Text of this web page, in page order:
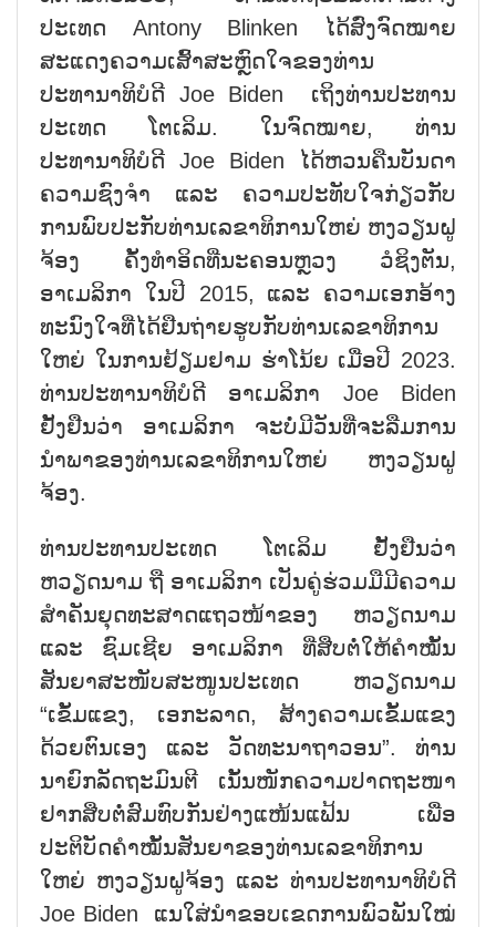
ປະເທດ Antony Blinken ໄດ້ສົ່ງຈົດໝາຍ
ສະແດງຄວາມເສົ້າສະຫຼົດໃຈຂອງທ່ານ
ປະທານາທິບໍດີ Joe Biden ເຖິງທ່ານປະທານ
ປະເທດ ໂຕເລິມ. ໃນຈົດໝາຍ, ທ່ານ
ປະທານາທິບໍດີ Joe Biden ໄດ້ຫວນຄືນບັນດາ
ຄວາມຊົງຈຳ ແລະ ຄວາມປະທັບໃຈກ່ຽວກັບ
ການພົບປະກັບທ່ານເລຂາທິການໃຫຍ່ ຫງວຽນຝູ
ຈ້ອງ ຄັ້ງທຳອິດທີ່ນະຄອນຫຼວງ ວໍຊິງຕັນ,
ອາເມລິກາ ໃນປີ 2015, ແລະ ຄວາມເອກອ້າງ
ທະນົງໃຈທີ່ໄດ້ຢືນຖ່າຍຮູບກັບທ່ານເລຂາທິການ
ໃຫຍ່ ໃນການຢ້ຽມຢາມ ຮ່າໂນ້ຍ ເມື່ອປີ 2023.
ທ່ານປະທານາທິບໍດີ ອາເມລິກາ Joe Biden
ຢັ້ງຢືນວ່າ ອາເມລິກາ ຈະບໍ່ມີວັນທີ່ຈະລືມການ
ນຳພາຂອງທ່ານເລຂາທິການໃຫຍ່ ຫງວຽນຝູ
ຈ້ອງ.
ທ່ານປະທານປະເທດ ໂຕເລິມ ຢັ້ງຢືນວ່າ
ຫວຽດນາມ ຖື ອາເມລິກາ ເປັນຄູ່ຮ່ວມມືມີຄວາມ
ສຳຄັນຍຸດທະສາດແຖວໜ້າຂອງ ຫວຽດນາມ
ແລະ ຊົມເຊີຍ ອາເມລິກາ ທີ່ສືບຕໍ່ໃຫ້ຄຳໝັ້ນ
ສັນຍາສະໜັບສະໜູນປະເທດ ຫວຽດນາມ
“ເຂັ້ມແຂງ, ເອກະລາດ, ສ້າງຄວາມເຂັ້ມແຂງ
ດ້ວຍຕົນເອງ ແລະ ວັດທະນາຖາວອນ”. ທ່ານ
ນາຍົກລັດຖະມົນຕີ ເນັ້ນໜັກຄວາມປາດຖະໜາ
ຢາກສືບຕໍ່ສົມທົບກັນຢ່າງແໜ້ນແຟ້ນ ເພື່ອ
ປະຕິບັດຄຳໝັ້ນສັນຍາຂອງທ່ານເລຂາທິການ
ໃຫຍ່ ຫງວຽນຝູຈ້ອງ ແລະ ທ່ານປະທານາທິບໍດີ
Joe Biden ແນໃສ່ນຳຂອບເຂດການພົວພັນໃໝ່